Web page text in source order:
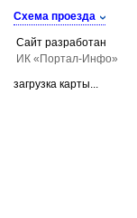
Схема проезда
Сайт разработан
ИК «Портал-Инфо»
загрузка карты...